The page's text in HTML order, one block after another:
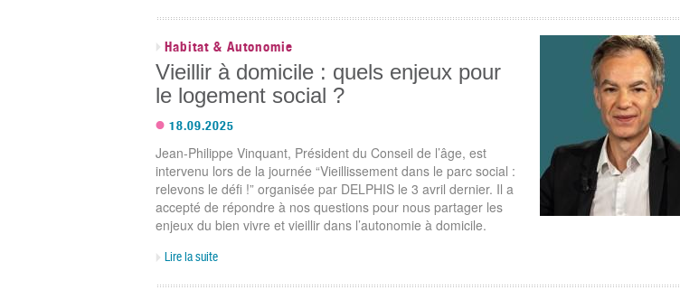
Habitat & Autonomie
Vieillir à domicile : quels enjeux pour
le logement social ?
18.09.2025
Jean-Philippe Vinquant, Président du Conseil de l’âge, est
intervenu lors de la journée “Vieillissement dans le parc social :
relevons le défi !” organisée par DELPHIS le 3 avril dernier. Il a
accepté de répondre à nos questions pour nous partager les
enjeux du bien vivre et vieillir dans l’autonomie à domicile.
Lire la suite